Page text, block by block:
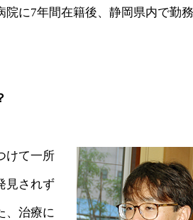
に7年間在籍後、静岡県内で勤
けて一所
見されず
、治療に